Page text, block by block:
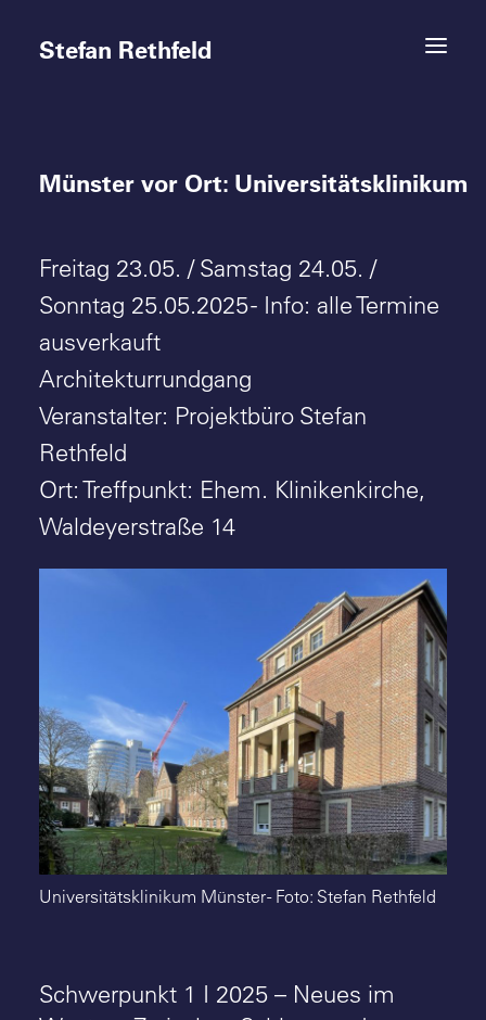
Stefan Rethfeld
Termine
Vita
Suche
Münster vor Ort: Universitätsklinikum
Freitag 23.05. / Samstag 24.05. /
Sonntag 25.05.2025 - Info: alle Termine
ausverkauft
Architekturrundgang
Veranstalter: Projektbüro Stefan
Rethfeld
Ort: Treffpunkt: Ehem. Klinikenkirche,
Waldeyerstraße 14
Universitätsklinikum Münster - Foto: Stefan Rethfeld
Schwerpunkt 1 I 2025 – Neues im